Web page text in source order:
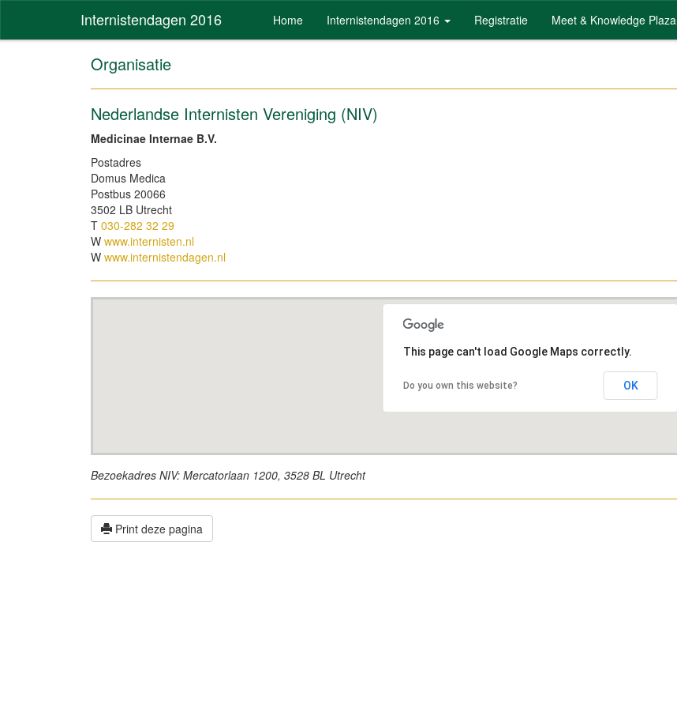
Internistendagen 2016 Home Internistendagen 2016 Registratie Meet & Knowledge Plaza
Organisatie
Nederlandse Internisten Vereniging (NIV)
Medicinae Internae B.V.
Postadres
Domus Medica
Postbus 20066
3502 LB Utrecht
T 030-282 32 29
W www.internisten.nl
W www.internistendagen.nl
This page can't load Google Maps correctly.
Do you own this website? OK
Bezoekadres NIV: Mercatorlaan 1200, 3528 BL Utrecht
Print deze pagina